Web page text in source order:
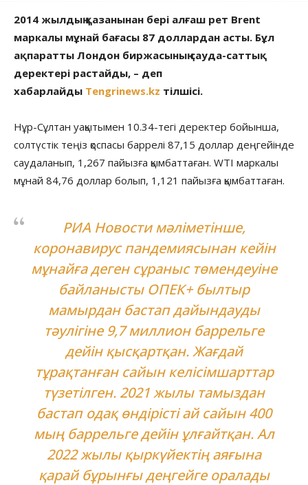
2014 жылдың қазанынан бері алғаш рет Brent
маркалы мұнай бағасы 87 доллардан асты. Бұл
ақпаратты Лондон биржасының сауда-саттық
деректері растайды, – деп
хабарлайды Tengrinews.kz тілшісі.
Нұр-Сұлтан уақытымен 10.34-тегі деректер бойынша,
солтүстік теңіз қоспасы баррелі 87,15 доллар деңгейінде
саудаланып, 1,267 пайызға қымбаттаған. WTI маркалы
мұнай 84,76 доллар болып, 1,121 пайызға қымбаттаған.
РИА Новостимәліметінше,
коронавирус пандемиясынан кейін
мұнайға деген сұраныс төмендеуіне
байланысты ОПЕК+ былтыр
мамырдан бастап дайындауды
тәулігіне 9,7 миллион баррельге
дейін қысқартқан. Жағдай
тұрақтанған сайын келісімшарттар
түзетілген. 2021 жылы тамыздан
бастап одақ өндірісті ай сайын 400
мың баррельге дейін ұлғайтқан. Ал
2022 жылы қыркүйектің аяғына
қарай бұрынғы деңгейге оралады